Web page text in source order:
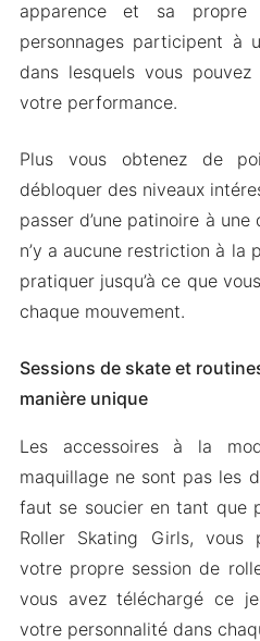
apparence et sa propre
personnages participent à
dans lesquels vous
votre performance.
Plus vous obtenez de
débloquer des niveaux
passer d’une patinoire à
n’y a aucune restriction à la
pratiquer jusqu’à ce que
chaque mouvement.
Sessions de skate et
manière unique
Les accessoires à la
maquillage ne sont pas les
faut se soucier en tant que
Roller Skating Girls, vous
votre propre session de
vous avez téléchargé ce
votre personnalité dans